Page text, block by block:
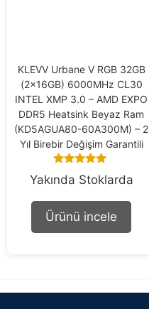
KLEVV Urbane V RGB 32GB
(2x16GB) 6000MHz CL30
INTEL XMP 3.0 – AMD EXPO
DDR5 Heatsink Beyaz Ram
(KD5AGUA80-60A300M) – 2
Yıl Birebir Değişim Garantili
5.00
out of 5
Yakında Stoklarda
Ürünü incele